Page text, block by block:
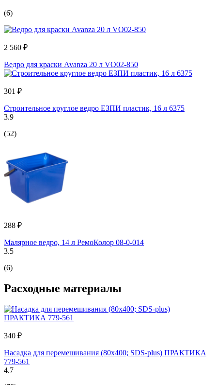
(6)
2 560 ₽
Ведро для краски Avanza 20 л VO02-850
301 ₽
Строительное круглое ведро ЕЗПИ пластик, 16 л 6375
3.9
(52)
288 ₽
Малярное ведро, 14 л РемоКолор 08-0-014
3.5
(6)
Расходные материалы
340 ₽
Насадка для перемешивания (80х400; SDS-plus) ПРАКТИКА
779-561
4.7